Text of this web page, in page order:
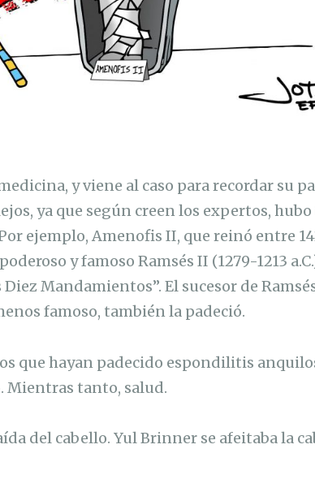
y viene al caso para recordar su
ya que según creen los expertos,
ejemplo, Amenofis II, que reinó entre
y famoso Ramsés II (1279-1213
Diez Mandamientos”. El sucesor de
famoso, también la padeció.
que hayan padecido espondilitis
Mientras tanto, salud.
del cabello. Yul Brinner se afeitaba la